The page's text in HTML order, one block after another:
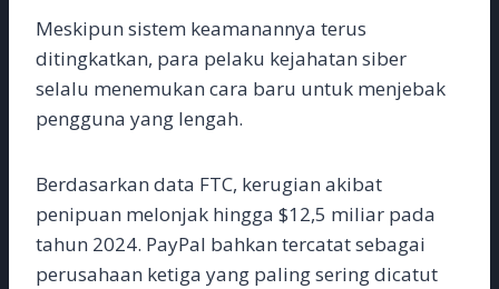
Meskipun sistem keamanannya terus
ditingkatkan, para pelaku kejahatan siber
selalu menemukan cara baru untuk menjebak
pengguna yang lengah.
Berdasarkan data FTC, kerugian akibat
penipuan melonjak hingga $12,5 miliar pada
tahun 2024. PayPal bahkan tercatat sebagai
perusahaan ketiga yang paling sering dicatut